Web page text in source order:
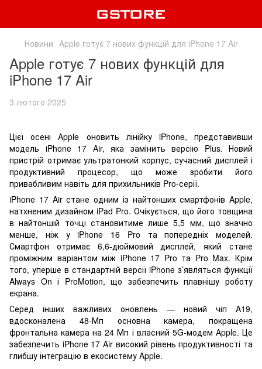
Новини Apple готує 7 нових функцій для iPhone 17 Air
Apple готує 7 нових функцій для
iPhone 17 Air
3 лютого 2025
Цієї осені Apple оновить лінійку iPhone, представивши
модель iPhone 17 Air, яка замінить версію Plus. Новий
пристрій отримає ультратонкий корпус, сучасний дисплей і
продуктивний процесор, що може зробити його
привабливим навіть для прихильників Pro-серії.
iPhone 17 Air стане одним із найтонших смартфонів Apple,
натхненим дизайном iPad Pro. Очікується, що його товщина
в найтоншій точці становитиме лише 5,5 мм, що значно
менше, ніж у iPhone 16 Pro та попередніх моделей.
Смартфон отримає 6,6-дюймовий дисплей, який стане
проміжним варіантом між iPhone 17 Pro та Pro Max. Крім
того, уперше в стандартній версії iPhone з’являться функції
Always On і ProMotion, що забезпечить плавнішу роботу
екрана.
Серед інших важливих оновлень — новий чіп A19,
вдосконалена 48-Мп основна камера, покращена
фронтальна камера на 24 Мп і власний 5G-модем Apple. Це
забезпечить iPhone 17 Air високий рівень продуктивності та
глибшу інтеграцію в екосистему Apple.